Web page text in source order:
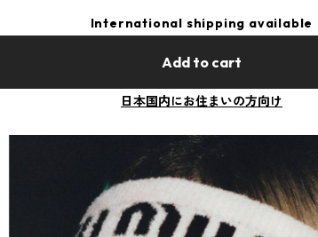
International shipping available
Add to cart
日本国内にお住まいの方向け